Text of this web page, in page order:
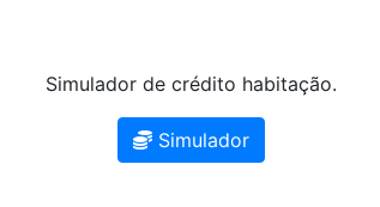
Simulador de crédito habitação.
Simulador